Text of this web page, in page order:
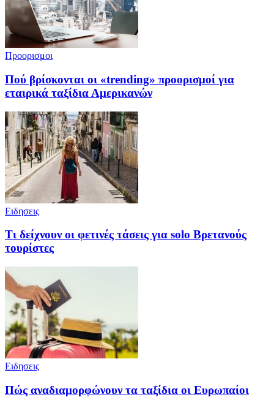
Προορισμοι
Πού βρίσκονται οι «trending» προορισμοί για
εταιρικά ταξίδια Αμερικανών
Ειδησεις
Τι δείχνουν οι φετινές τάσεις για solo Βρετανούς
τουρίστες
Ειδησεις
Πώς αναδιαμορφώνουν τα ταξίδια οι Ευρωπαίοι